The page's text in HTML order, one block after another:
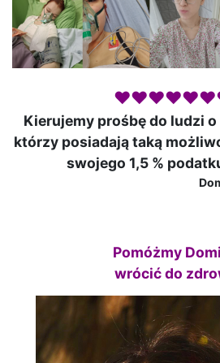
Kierujemy prośbę do ludzi
którzy posiadają taką
swojego 1,5 %
Pomóżmy
wrócić do